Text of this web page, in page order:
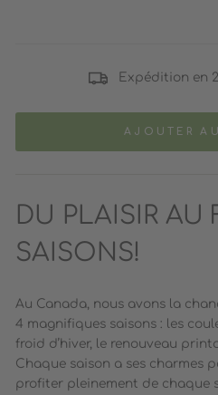
Expédition en
AJOUTER
DU PLAISIR AU
SAISONS!
Au Canada, nous avons la
4 magnifiques saisons : les
froid d’hiver, le renouveau
Chaque saison a ses charmes
profiter pleinement de chaque